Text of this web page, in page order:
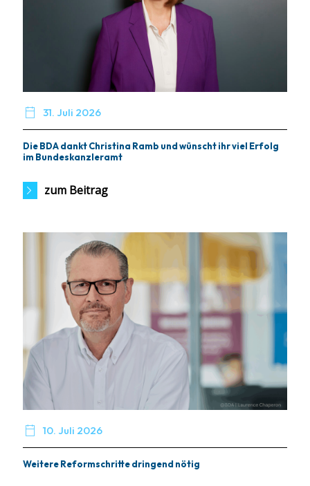
 31. Juli 2026
Die BDA dankt Christina Ramb und wünscht ihr viel Erfolg
im Bundeskanzleramt
zum Beitrag
 10. Juli 2026
Weitere Reformschritte dringend nötig